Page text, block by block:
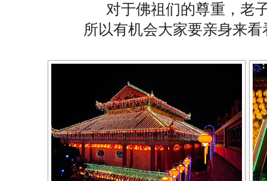
对于佛祖们的尊重，老
所以有机会大家要亲身来